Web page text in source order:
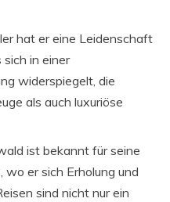
hat er eine Leidenschaft
in einer
widerspiegelt, die
als auch luxuriöse
ist bekannt für seine
er sich Erholung und
sind nicht nur ein